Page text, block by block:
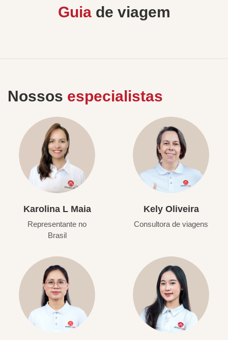
Guiade viagem
Nossos especialistas
Karolina L Maia
Representante no
Brasil
Kely Oliveira
Consultora de viagens